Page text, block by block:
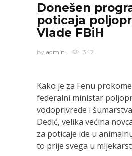
Donešen
poticaja
Vlade FBiH
by admin 342
Kako je za Fenu
federalni ministar
vodoprivrede i
Dedić, velika većina
za poticaje ide u
to prije svega u